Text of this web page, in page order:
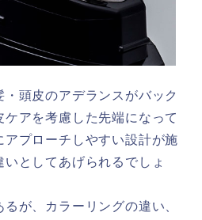
頭皮のアデランスがバック
アを考慮した先端になって
プローチしやすい設計が施
としてあげられるでしょ
が、カラーリングの違い、